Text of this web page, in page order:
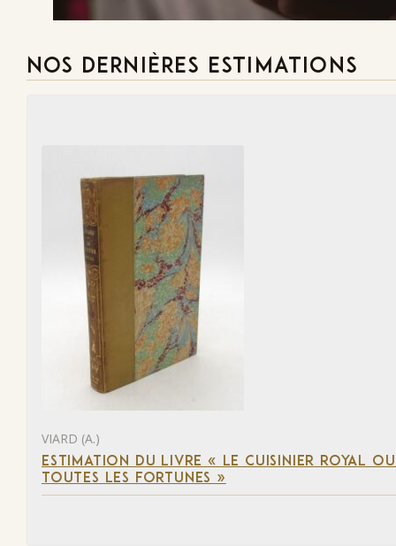
NOS DERNIÈRES ESTIMATIONS
VIARD (A.)
ESTIMATION DU LIVRE « LE CUISINIER ROYAL
TOUTES LES FORTUNES »